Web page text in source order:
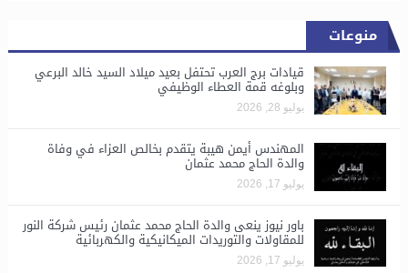
منوعات
قيادات برج العرب تحتفل بعيد ميلاد السيد خالد البرعي
وبلوغه قمة العطاء الوظيفي
يوليو 28, 2026
المهندس أيمن هيبة يتقدم بخالص العزاء في وفاة
والدة الحاج محمد عثمان
يوليو 17, 2026
باور نيوز ينعى والدة الحاج محمد عثمان رئيس شركة النور
للمقاولات والتوريدات الميكانيكية والكهربائية
يوليو 17, 2026